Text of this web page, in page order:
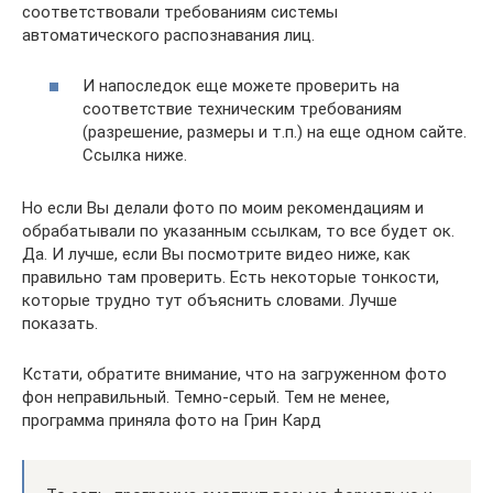
соответствовали требованиям системы
автоматического распознавания лиц.
И напоследок еще можете проверить на
соответствие техническим требованиям
(разрешение, размеры и т.п.) на еще одном сайте.
Ссылка ниже.
Но если Вы делали фото по моим рекомендациям и
обрабатывали по указанным ссылкам, то все будет ок.
Да. И лучше, если Вы посмотрите видео ниже, как
правильно там проверить. Есть некоторые тонкости,
которые трудно тут объяснить словами. Лучше
показать.
Кстати, обратите внимание, что на загруженном фото
фон неправильный. Темно-серый. Тем не менее,
программа приняла фото на Грин Кард